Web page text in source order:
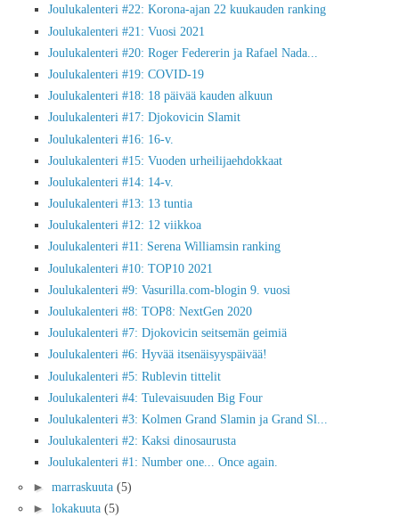
Joulukalenteri #22: Korona-ajan 22 kuukauden ranking
Joulukalenteri #21: Vuosi 2021
Joulukalenteri #20: Roger Federerin ja Rafael Nada...
Joulukalenteri #19: COVID-19
Joulukalenteri #18: 18 päivää kauden alkuun
Joulukalenteri #17: Djokovicin Slamit
Joulukalenteri #16: 16-v.
Joulukalenteri #15: Vuoden urheilijaehdokkaat
Joulukalenteri #14: 14-v.
Joulukalenteri #13: 13 tuntia
Joulukalenteri #12: 12 viikkoa
Joulukalenteri #11: Serena Williamsin ranking
Joulukalenteri #10: TOP10 2021
Joulukalenteri #9: Vasurilla.com-blogin 9. vuosi
Joulukalenteri #8: TOP8: NextGen 2020
Joulukalenteri #7: Djokovicin seitsemän geimiä
Joulukalenteri #6: Hyvää itsenäisyyspäivää!
Joulukalenteri #5: Rublevin tittelit
Joulukalenteri #4: Tulevaisuuden Big Four
Joulukalenteri #3: Kolmen Grand Slamin ja Grand Sl...
Joulukalenteri #2: Kaksi dinosaurusta
Joulukalenteri #1: Number one... Once again.
► marraskuuta (5)
► lokakuuta (5)